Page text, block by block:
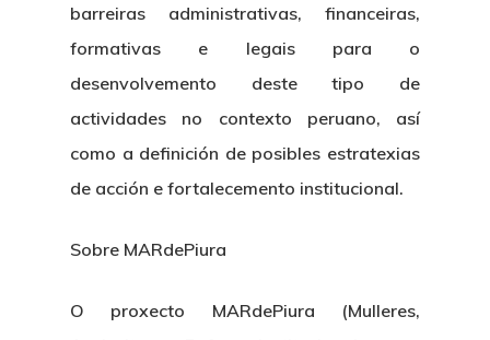
barreiras administrativas, financeiras,
formativas e legais para o
desenvolvemento deste tipo de
actividades no contexto peruano, así
como a definición de posibles estratexias
de acción e fortalecemento institucional.
Sobre MARdePiura
O proxecto MARdePiura (Mulleres,